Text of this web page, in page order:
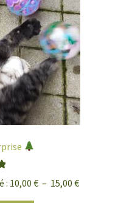
: 10,00 € – 15,00 €Plage